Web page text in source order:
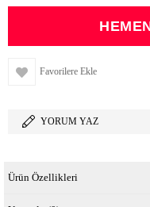
Favorilere Ekle
YORUM YAZ
Ürün Özellikleri